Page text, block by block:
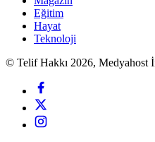
Eğitim
Hayat
Teknoloji
© Telif Hakkı 2026, Medyahost